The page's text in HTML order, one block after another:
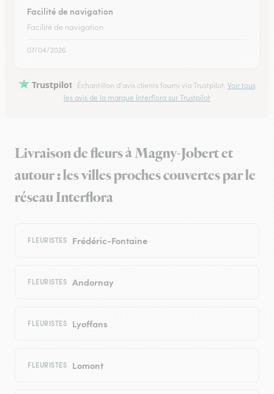
Facilité de navigation
Facilité de navigation
07/04/2026
Trustpilot Échantillon d'avis clients fourni via Trustpilot. Voir tous
les avis de la marque Interflora sur Trustpilot
Livraison de fleurs à Magny-Jobert et
autour : les villes proches couvertes par le
réseau Interflora
FLEURISTES Frédéric-Fontaine
FLEURISTES Andornay
FLEURISTES Lyoffans
FLEURISTES Lomont